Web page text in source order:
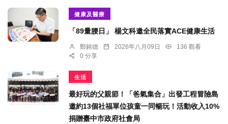
健康及醫療
「89量腰日」 楊文科邀全民落實ACE健康生活
鄭銘德 2026年八月09日
136 觀看
0 分享
生活
最好玩的父親節！「爸氣集合」出發工程冒險島
邀約13個社福單位孩童一同暢玩！活動收入10%
捐贈臺中市政府社會局